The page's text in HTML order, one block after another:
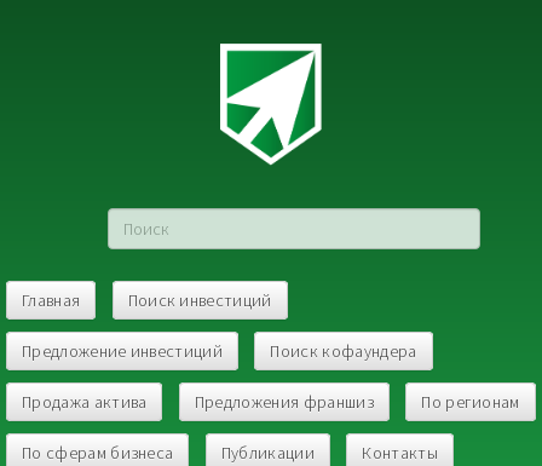
Главная Поиск инвестиций
Предложение инвестиций Поиск кофаундера
Продажа актива Предложения франшиз По регионам
По сферам бизнеса Публикации Контакты